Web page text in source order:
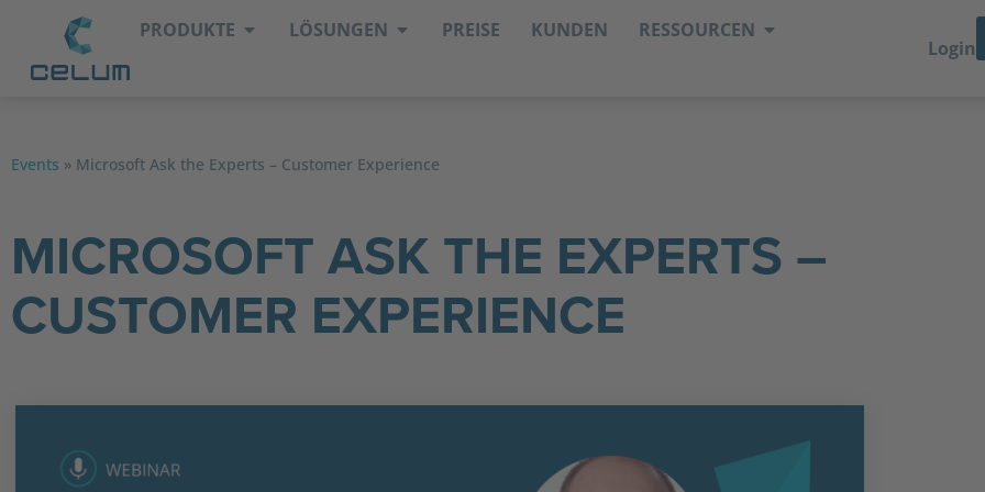
PRODUKTE LÖSUNGEN PREISE KUNDEN RESSOURCEN
Login
Events » Microsoft Ask the Experts – Customer Experience
MICROSOFT ASK THE EXPERTS –
CUSTOMER EXPERIENCE